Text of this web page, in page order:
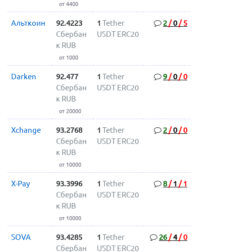
от 4400
Альткоин
92.4223
Сбербан
к RUB
от 1000
1 Tether
USDT ERC20
2 /0/ 5
Darken
92.477
Сбербан
к RUB
от 20000
1 Tether
USDT ERC20
9 /0/0
Xchange
93.2768
Сбербан
к RUB
от 10000
1 Tether
USDT ERC20
2 /0/0
X-Pay
93.3996
Сбербан
к RUB
от 10000
1 Tether
USDT ERC20
8/ 1 / 1
SOVA
93.4285
Сбербан
1 Tether
USDT ERC20
26/4/0